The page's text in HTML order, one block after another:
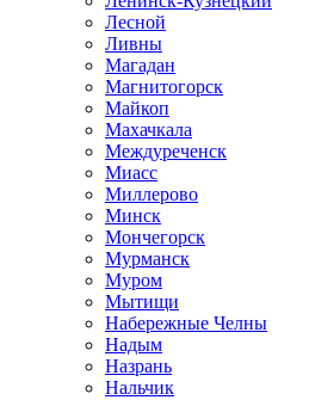
Лесной
Ливны
Магадан
Магнитогорск
Майкоп
Махачкала
Междуреченск
Миасс
Миллерово
Минск
Мончегорск
Мурманск
Муром
Мытищи
Набережные Челны
Надым
Назрань
Нальчик